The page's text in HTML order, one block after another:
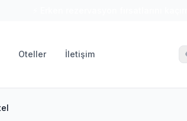
Oteller İletişim